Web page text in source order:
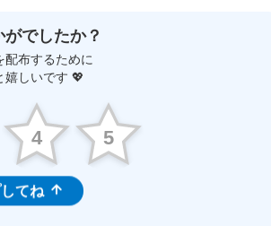
でしたか？
配布するために
嬉しいです 💖
4 5
てね